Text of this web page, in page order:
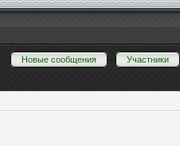
Новые сообщения · Участники